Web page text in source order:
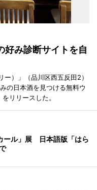
好み診断サイトを自
）」（品川区西五反田2）
の日本酒を見つける無料ウ
リリースした。
ール」展 日本語版「はら